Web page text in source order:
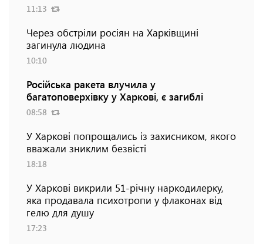
11:13
Через обстріли росіян на Харківщині
загинула людина
10:10
Російська ракета влучила у
багатоповерхівку у Харкові, є загиблі
08:58
У Харкові попрощались із захисником, якого
вважали зниклим безвісті
18:18
У Харкові викрили 51-річну наркодилерку,
яка продавала психотропи у флаконах від
гелю для душу
17:23